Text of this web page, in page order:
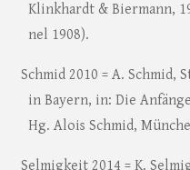
Klinkhardt & Biermann,
nel 1908).
Schmid 2010 = A. Schmid,
in Bayern, in: Die
Hg. Alois Schmid,
Selmigkeit 2014 = K.